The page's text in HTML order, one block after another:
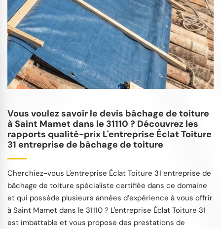
Vous voulez savoir le devis bâchage de toiture
à Saint Mamet dans le 31110 ? Découvrez les
rapports qualité-prix L'entreprise Éclat Toiture
31 entreprise de bâchage de toiture
Cherchiez-vous L'entreprise Éclat Toiture 31 entreprise de
bâchage de toiture spécialiste certifiée dans ce domaine
et qui possède plusieurs années d’expérience à vous offrir
à Saint Mamet dans le 31110 ? L'entreprise Éclat Toiture 31
est imbattable et vous propose des prestations de